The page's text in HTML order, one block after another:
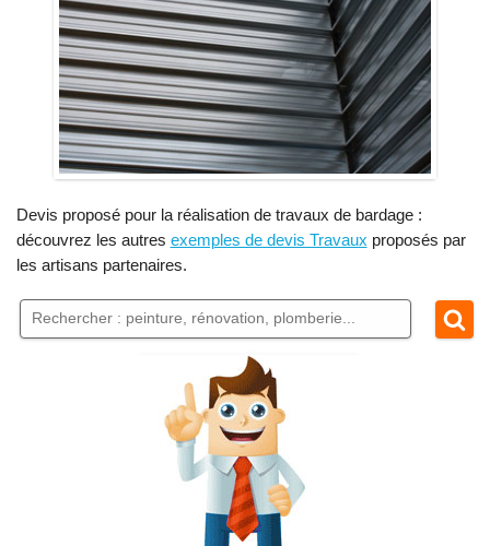
Devis proposé pour la réalisation de travaux de bardage :
découvrez les autres exemples de devis Travaux proposés par
les artisans partenaires.